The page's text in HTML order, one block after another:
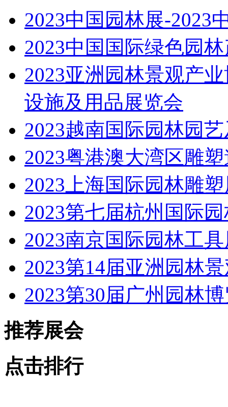
2023中国园林展-2023
2023中国国际绿色园
2023亚洲园林景观产
设施及用品展览会
2023越南国际园林园
2023粤港澳大湾区雕
2023上海国际园林雕
2023第七届杭州国际
2023南京国际园林工
2023第14届亚洲园林
2023第30届广州园林
推荐展会
点击排行